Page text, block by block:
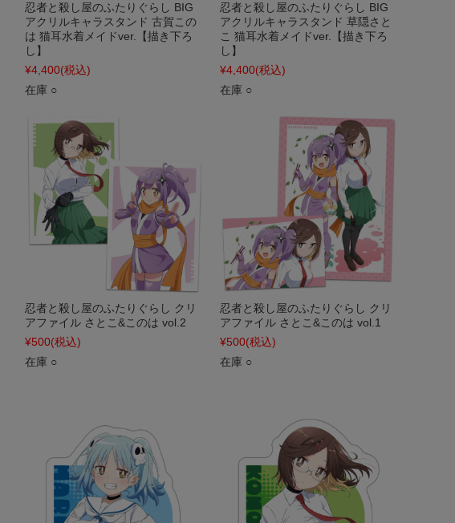
忍者と殺し屋のふたりぐらし BIG
アクリルキャラスタンド 古賀この
は 猫耳水着メイドver.【描き下ろ
し】
¥4,400(税込)
在庫 ○
忍者と殺し屋のふたりぐらし BIG
アクリルキャラスタンド 草隠さと
こ 猫耳水着メイドver.【描き下ろ
し】
¥4,400(税込)
在庫 ○
忍者と殺し屋のふたりぐらし クリ
アファイル さとこ&このは vol.2
¥500(税込)
在庫 ○
忍者と殺し屋のふたりぐらし クリ
アファイル さとこ&このは vol.1
¥500(税込)
在庫 ○